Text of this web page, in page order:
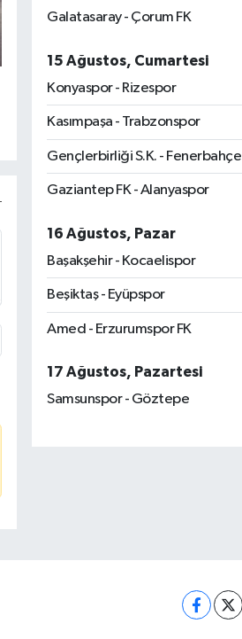
Galatasaray - Çorum FK
15 Ağustos, Cumartesi
Konyaspor - Rizespor
Kasımpaşa - Trabzonspor
Gençlerbirliği S.K. - Fenerbahçe
Gaziantep FK - Alanyaspor
16 Ağustos, Pazar
Başakşehir - Kocaelispor
Beşiktaş - Eyüpspor
Amed - Erzurumspor FK
17 Ağustos, Pazartesi
Samsunspor - Göztepe